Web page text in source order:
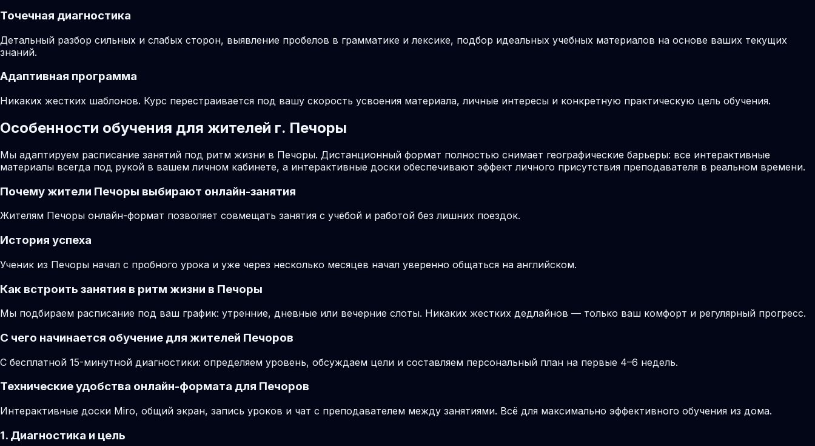
Точечная диагностика
Детальный разбор сильных и слабых сторон, выявление пробелов в грамматике и лексике, подбор идеальных учебных материалов на основе ваших текущих
знаний.
Адаптивная программа
Никаких жестких шаблонов. Курс перестраивается под вашу скорость усвоения материала, личные интересы и конкретную практическую цель обучения.
Особенности обучения для жителей г. Печоры
Мы адаптируем расписание занятий под ритм жизни в Печоры. Дистанционный формат полностью снимает географические барьеры: все интерактивные
материалы всегда под рукой в вашем личном кабинете, а интерактивные доски обеспечивают эффект личного присутствия преподавателя в реальном времени.
Почему жители Печоры выбирают онлайн-занятия
Жителям Печоры онлайн-формат позволяет совмещать занятия с учёбой и работой без лишних поездок.
История успеха
Ученик из Печоры начал с пробного урока и уже через несколько месяцев начал уверенно общаться на английском.
Как встроить занятия в ритм жизни в Печоры
Мы подбираем расписание под ваш график: утренние, дневные или вечерние слоты. Никаких жестких дедлайнов — только ваш комфорт и регулярный прогресс.
С чего начинается обучение для жителей Печоров
С бесплатной 15-минутной диагностики: определяем уровень, обсуждаем цели и составляем персональный план на первые 4–6 недель.
Технические удобства онлайн-формата для Печоров
Интерактивные доски Miro, общий экран, запись уроков и чат с преподавателем между занятиями. Всё для максимально эффективного обучения из дома.
1. Диагностика и цель